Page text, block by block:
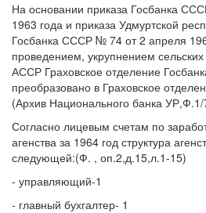
На основании приказа Госбанка
1963 года и приказа Удмуртской
Госбанка СССР № 74 от 2 апреля
проведением, укрупнением
АССР Граховское отделение
преобразовано в Граховское
(Архив Национального банка
Согласно лицевым счетам по
агенства за 1964 год структура
следующей:(Ф. , оп.2,д.15,л.1-15)
- управляющий-1
- главный бухгалтер- 1